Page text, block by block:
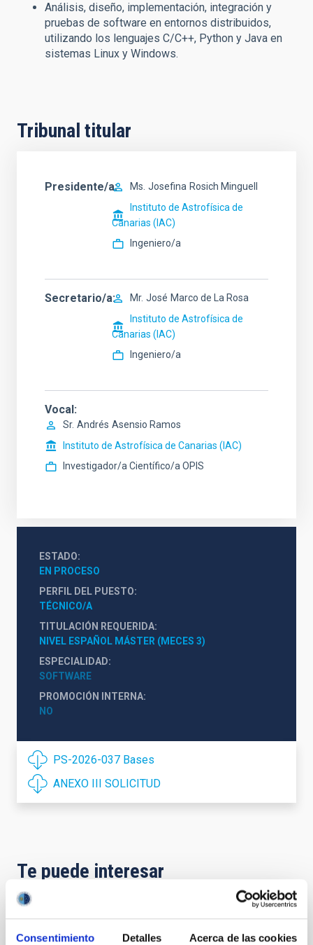
Consentimiento Detalles Acerca de las cookies
Análisis, diseño, implementación, integración y
pruebas de software en entornos distribuidos,
utilizando los lenguajes C/C++, Python y Java en
sistemas Linux y Windows.
Tribunal titular
Presidente/a Ms. Josefina Rosich Minguell
Instituto de Astrofísica de
Canarias (IAC)
Ingeniero/a
Secretario/a Mr. José Marco de La Rosa
Instituto de Astrofísica de
Canarias (IAC)
Ingeniero/a
Vocal
Sr. Andrés Asensio Ramos
Instituto de Astrofísica de Canarias (IAC)
Investigador/a Científico/a OPIS
ESTADO
EN PROCESO
PERFIL DEL PUESTO
TÉCNICO/A
TITULACIÓN REQUERIDA
NIVEL ESPAÑOL MÁSTER (MECES 3)
ESPECIALIDAD
SOFTWARE
PROMOCIÓN INTERNA
NO
PS-2026-037 Bases
ANEXO III SOLICITUD
Te puede interesar
CONTRATO INDEFINIDO